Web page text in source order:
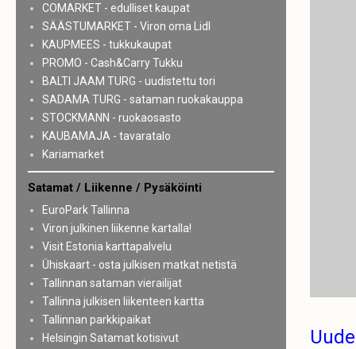
COMARKET - edulliset kaupat
SÄÄSTUMARKET - Viron oma Lidl
KAUPMEES - tukkukaupat
PROMO - Cash&Carry Tukku
BALTI JAAM TURG - uudistettu tori
SADAMA TURG - sataman ruokakauppa
STOCKMANN - ruokaosasto
KAUBAMAJA - tavaratalo
Kariamarket
Satamat / Liikenne / Pysäköinti
EuroPark Tallinna
Viron julkinen liikenne kartalla!
Visit Estonia karttapalvelu
Ühiskaart - osta julkisen matkat netistä
Tallinnan sataman vierailijat
Tallinna julkisen liikenteen kartta
Tallinnan parkkipaikat
Helsingin Satamat kotisivut